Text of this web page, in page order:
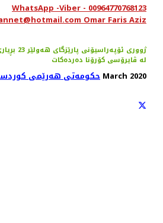
WhatsApp -Viber - 00964770768123
Omar Faris Aziz
ژووری
لە ڤایرۆسی كۆرۆنا دەردەكات
حکومەتی هەرێمی 27 March 2020